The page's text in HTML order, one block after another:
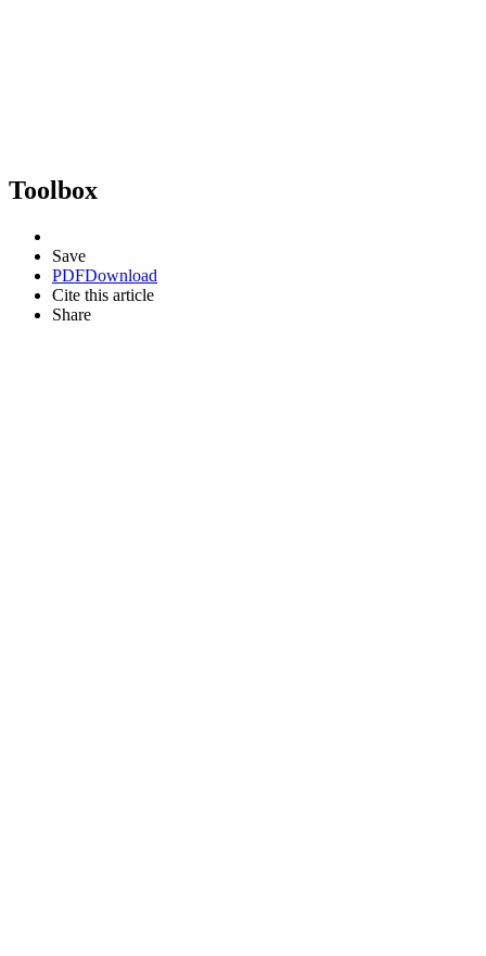
Toolbox
Save
PDFDownload
Cite this article
Share